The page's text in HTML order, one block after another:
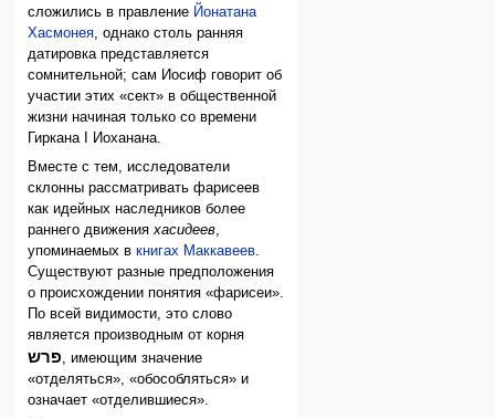
сложились в правление Йонатана
Хасмонея, однако столь ранняя
датировка представляется
сомнительной; сам Иосиф говорит об
участии этих «сект» в общественной
жизни начиная только со времени
Гиркана I Иоханана.
Вместе с тем, исследователи
склонны рассматривать фарисеев
как идейных наследников более
раннего движенияхасидеев
упоминаемых вкнигах Маккавеев
Существуют разные предположения
о происхождении понятия «фарисеи».
По всей видимости, это слово
является производным от корня
פרש , имеющим значение
«отделяться», «обособляться» и
означает «отделившиеся».